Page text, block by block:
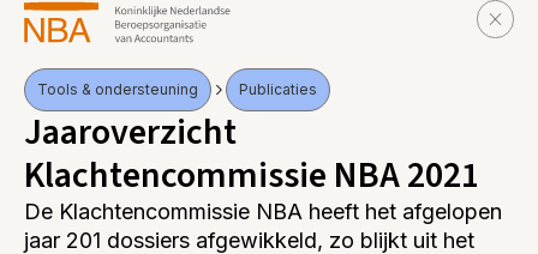
Tools & ondersteuning Publicaties
Jaaroverzicht
Klachtencommissie NBA 2021
De Klachtencommissie NBA heeft het afgelopen
jaar 201 dossiers afgewikkeld, zo blijkt uit het